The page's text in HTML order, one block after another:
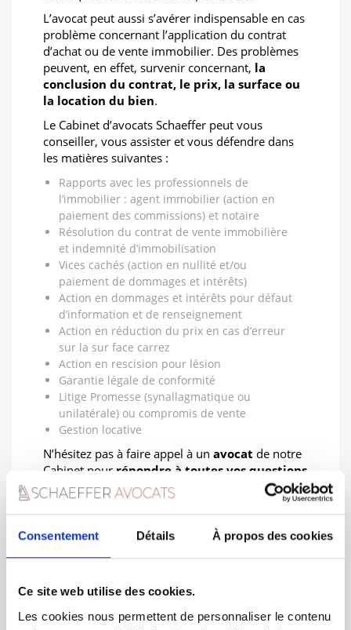
Consentement Détails À propos des cookies
Ce site web utilise des cookies.
Les cookies nous permettent de personnaliser le contenu
L’avocat peut aussi s’avérer indispensable en cas
problème concernant l’application du contrat
d’achat ou de vente immobilier. Des problèmes
peuvent, en effet, survenir concernant, la
conclusion du contrat, le prix, la surface ou
la location du bien.
Le Cabinet d’avocats Schaeffer peut vous
conseiller, vous assister et vous défendre dans
les matières suivantes :
Rapports avec les professionnels de
l’immobilier : agent immobilier (action en
paiement des commissions) et notaire
Résolution du contrat de vente immobilière
et indemnité d’immobilisation
Vices cachés (action en nullité et/ou
paiement de dommages et intérêts)
Action en dommages et intérêts pour défaut
d’information et de renseignement
Action en réduction du prix en cas d’erreur
sur la sur face carrez
Action en rescision pour lésion
Garantie légale de conformité
Litige Promesse (synallagmatique ou
unilatérale) ou compromis de vente
Gestion locative
N’hésitez pas à faire appel à un avocat de notre
Cabinet pour répondre à toutes vos questions
en matière d’achat ou de vente d’un bien
immobilier .